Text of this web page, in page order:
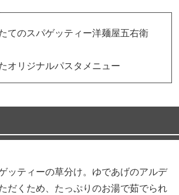
てのスパゲッティー洋麺屋五右衛
オリジナルパスタメニュー
ッティーの草分け。ゆであげのアルデ
だくため、たっぷりのお湯で茹でられ